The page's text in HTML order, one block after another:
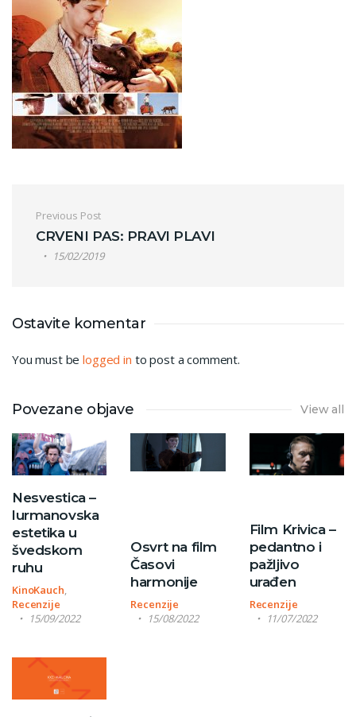
Post navigation
Previous Post
CRVENI PAS: PRAVI PLAVI
15/02/2019
Ostavite komentar
You must belogged in to post a comment.
Povezane objave View all
Nesvestica –
lurmanovska
estetika u
švedskom
ruhu
KinoKauch,
Recenzije
15/09/2022
Osvrt na film
Časovi
harmonije
Recenzije
15/08/2022
Film Krivica –
pedantno i
pažljivo
urađen
Recenzije
11/07/2022